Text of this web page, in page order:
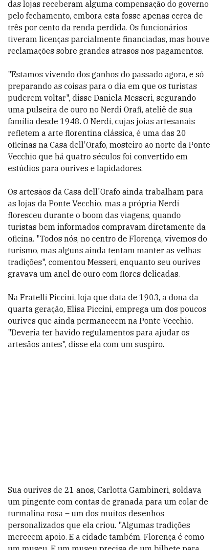
das lojas receberam alguma compensação do governo
pelo fechamento, embora esta fosse apenas cerca de
três por cento da renda perdida. Os funcionários
tiveram licenças parcialmente financiadas, mas houve
reclamações sobre grandes atrasos nos pagamentos.
"Estamos vivendo dos ganhos do passado agora, e só
preparando as coisas para o dia em que os turistas
puderem voltar", disse Daniela Messeri, segurando
uma pulseira de ouro no Nerdi Orafi, ateliê de sua
família desde 1948. O Nerdi, cujas joias artesanais
refletem a arte florentina clássica, é uma das 20
oficinas na Casa dell'Orafo, mosteiro ao norte da Ponte
Vecchio que há quatro séculos foi convertido em
estúdios para ourives e lapidadores.
Os artesãos da Casa dell'Orafo ainda trabalham para
as lojas da Ponte Vecchio, mas a própria Nerdi
floresceu durante o boom das viagens, quando
turistas bem informados compravam diretamente da
oficina. "Todos nós, no centro de Florença, vivemos do
turismo, mas alguns ainda tentam manter as velhas
tradições", comentou Messeri, enquanto seu ourives
gravava um anel de ouro com flores delicadas.
Na Fratelli Piccini, loja que data de 1903, a dona da
quarta geração, Elisa Piccini, emprega um dos poucos
ourives que ainda permanecem na Ponte Vecchio.
"Deveria ter havido regulamentos para ajudar os
artesãos antes", disse ela com um suspiro.
Sua ourives de 21 anos, Carlotta Gambineri, soldava
um pingente com contas de granada para um colar de
turmalina rosa – um dos muitos desenhos
personalizados que ela criou. "Algumas tradições
merecem apoio. E a cidade também. Florença é como